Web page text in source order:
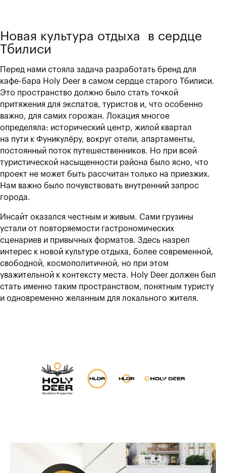
Новая культура отдыха в сердце
Тбилиси
Перед нами стояла задача разработать бренд для
кафе-бара Holy Deer в самом сердце старого Тбилиси.
Это пространство должно было стать точкой
притяжения для экспатов, туристов и, что особенно
важно, для самих горожан. Локация многое
определяла: исторический центр, жилой квартал
на пути к Фуникулёру, вокруг отели, апартаменты,
постоянный поток путешественников. Но при всей
туристической насыщенности района было ясно, что
проект не может быть рассчитан только на приезжих.
Нам важно было почувствовать внутренний запрос
города.
Инсайт оказался честным и живым. Сами грузины
устали от повторяемости гастрономических
сценариев и привычных форматов. Здесь назрел
интерес к новой культуре отдыха, более современной,
свободной, космополитичной, но при этом
уважительной к контексту места. Holy Deer должен был
стать именно таким пространством, понятным туристу
и одновременно желанным для локального жителя.